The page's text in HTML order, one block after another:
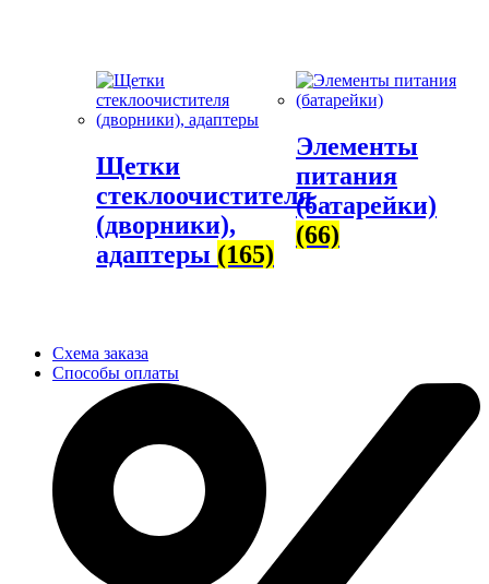
Щетки
стеклоочистителя
(дворники),
адаптеры (165)
Элементы
питания
(батарейки)
(66)
Схема заказа
Способы оплаты